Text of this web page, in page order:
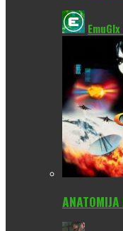
ANATOMIJA